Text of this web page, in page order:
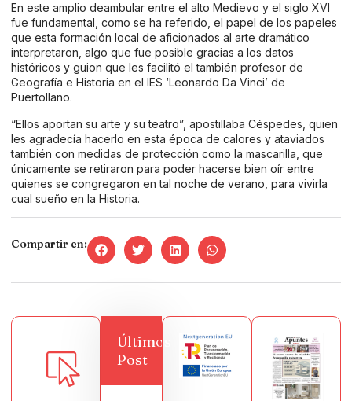
En este amplio deambular entre el alto Medievo y el siglo XVI
fue fundamental, como se ha referido, el papel de los papeles
que esta formación local de aficionados al arte dramático
interpretaron, algo que fue posible gracias a los datos
históricos y guion que les facilitó el también profesor de
Geografía e Historia en el IES ‘Leonardo Da Vinci’ de
Puertollano.
“Ellos aportan su arte y su teatro”, apostillaba Céspedes, quien
les agradecía hacerlo en esta época de calores y ataviados
también con medidas de protección como la mascarilla, que
únicamente se retiraron para poder hacerse bien oír entre
quienes se congregaron en tal noche de verano, para vivirla
cual sueño en la Historia.
Compartir en:
Últimos
Post